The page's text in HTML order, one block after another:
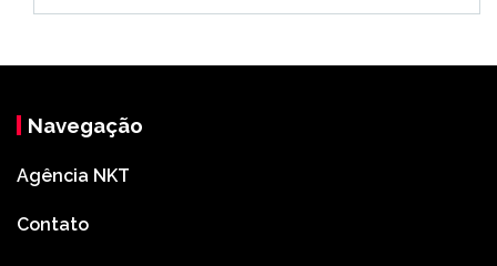
Navegação
Agência NKT
Contato